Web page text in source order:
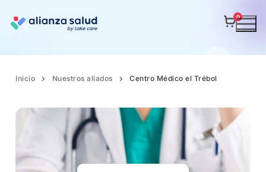
0
Inicio Nuestros aliados Centro Médico el Trébol